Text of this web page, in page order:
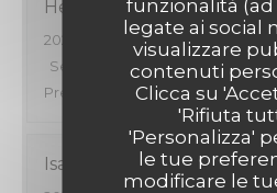
funzionalità
legate ai social
visualizzare
contenuti
Clicca su
'Rifiuta
'Personalizza'
le tue
modificare le
Henri
2026-08-01 - 19:30 - Ospiti 2
Servizio
/5 Atmosfera: 4/5
Prezzo
Isabelle